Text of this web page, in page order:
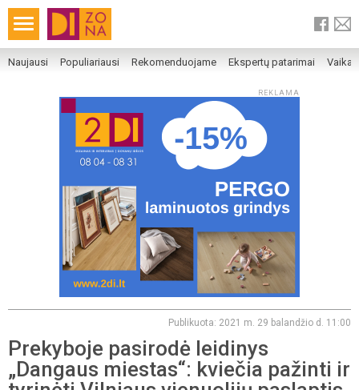
Naujausi Populiariausi Rekomenduojame Ekspertų patarimai
REKLAMA
Publikuota: 2021 m. 29 balandžio d. 11:00
Prekyboje pasirodė leidinys
„Dangaus miestas“: kviečia pažinti ir